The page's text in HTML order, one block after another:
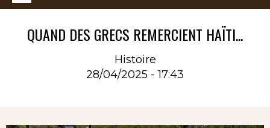
QUAND DES GRECS REMERCIENT HAÏTI...
Histoire
28/04/2025 - 17:43